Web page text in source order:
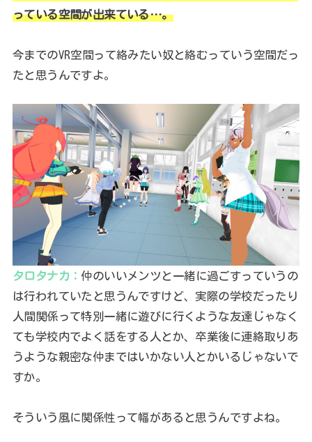
っている空間が出来ている…。
今までのVR空間って絡みたい奴と絡むっていう空間だっ
たと思うんですよ。
タロタナカ： 仲のいいメンツと一緒に過ごすっていうの
は行われていたと思うんですけど、実際の学校だったり
人間関係って特別一緒に遊びに行くような友達じゃなく
ても学校内でよく話をする人とか、卒業後に連絡取りあ
うような親密な仲まではいかない人とかいるじゃないで
すか。
そういう風に関係性って幅があると思うんですよね。